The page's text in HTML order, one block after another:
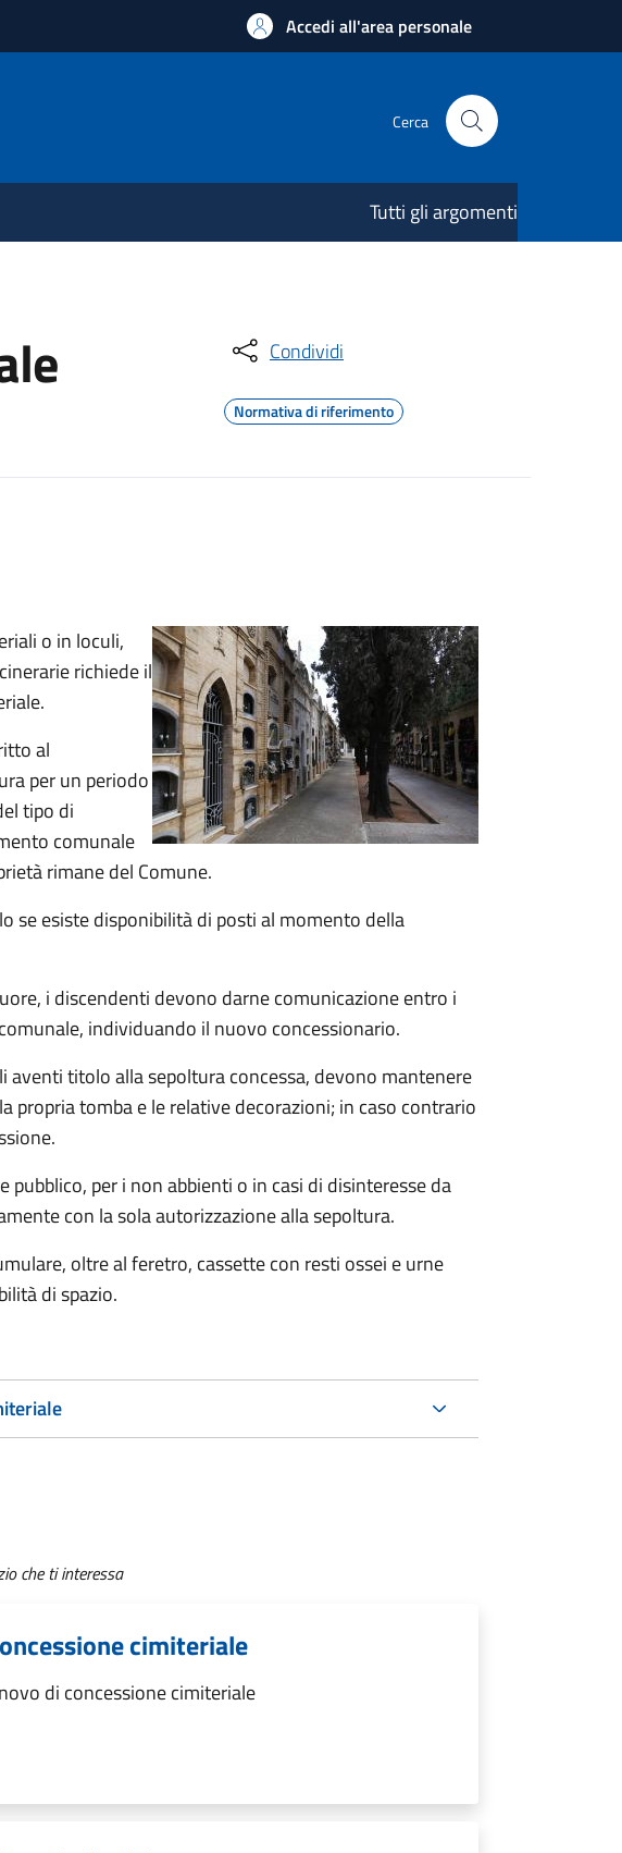
Accedi all'area personale
Cerca
Tutti gli argomenti
Condividi
Normativa di riferimento
o in loculi,
richiede il
al
per un periodo
tipo di
comunale
rimane del Comune.
se esiste disponibilità di posti al momento della
i discendenti devono darne comunicazione entro i
individuando il nuovo concessionario.
aventi titolo alla sepoltura concessa, devono mantenere
propria tomba e le relative decorazioni; in caso contrario
pubblico, per i non abbienti o in casi di disinteresse da
con la sola autorizzazione alla sepoltura.
oltre al feretro, cassette con resti ossei e urne
di spazio.
che ti interessa
cimiteriale
di concessione cimiteriale